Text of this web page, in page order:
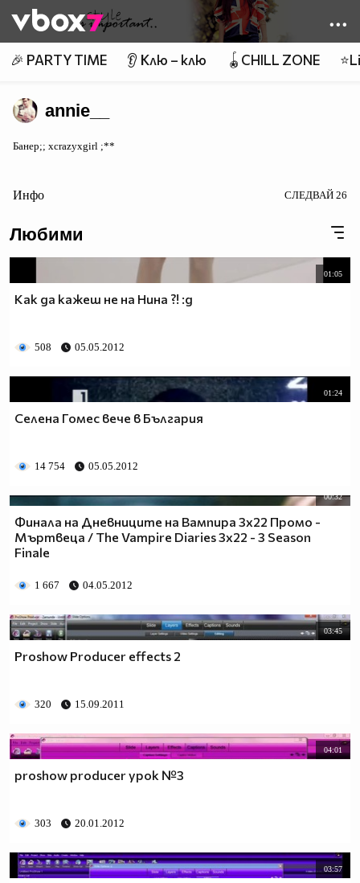
👾
🎉 PARTY TIME 👂 Клю – клю 🪀CHILL ZONE
annie__
Банер;; xcrazyxgirl ;**
Инфо СЛЕДВАЙ 26
Любими
01:05
Как да кажеш не на Нина ?! :д
508 05.05.2012
01:24
Селена Гомес вече в България
14 754 05.05.2012
00:32
Финала на Дневниците на Вампира 3х22 Промо -
Мъртвеца / The Vampire Diaries 3x22 - 3 Season
Finale
1 667 04.05.2012
03:45
Proshow Producer effects 2
320 15.09.2011
04:01
proshow producer урок №3
303 20.01.2012
03:57